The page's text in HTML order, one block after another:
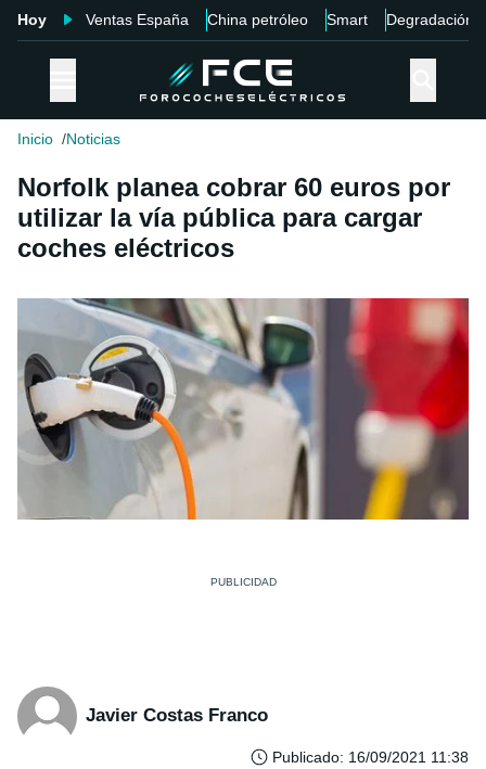
Hoy Ventas España China petróleo Smart Degradación
Inicio Noticias
Norfolk planea cobrar 60 euros por
utilizar la vía pública para cargar
coches eléctricos
Javier Costas Franco
Publicado: 16/09/2021 11:38